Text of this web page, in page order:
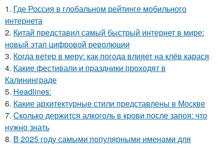
1. Где Россия в глобальном рейтинге мобильного
интернета
2. Китай представил самый быстрый интернет в мире:
новый этап цифровой революции
3. Когда ветер в меру: как погода влияет на клёв карася
4. Какие фестивали и праздники проходят в
Калининграде
5. Headlines:
6. Какие архитектурные стили представлены в Москве
7. Сколько держится алкоголь в крови после запоя: что
нужно знать
8. В 2025 году самыми популярными именами для